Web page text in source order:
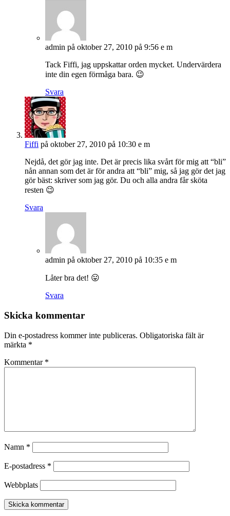
admin på oktober 27, 2010 på 9:56 e m
Tack Fiffi, jag uppskattar orden mycket. Undervärdera
inte din egen förmåga bara. 😉
Svara
Fiffi på oktober 27, 2010 på 10:30 e m
Nejdå, det gör jag inte. Det är precis lika svårt för mig att “bli”
nån annan som det är för andra att “bli” mig, så jag gör det jag
gör bäst: skriver som jag gör. Du och alla andra får sköta
resten 😉
Svara
admin på oktober 27, 2010 på 10:35 e m
Låter bra det! 😛
Svara
Skicka kommentar
Din e-postadress kommer inte publiceras. Obligatoriska fält är
märkta *
Kommentar *
Namn *
E-postadress *
Webbplats